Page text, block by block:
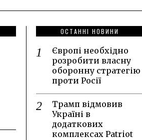
ОСТАННІ НОВИНИ
Європі необхідно
розробити власну
оборонну стратегію
проти Росії
Трамп відмовив
Україні в
додаткових
комплексах Patriot